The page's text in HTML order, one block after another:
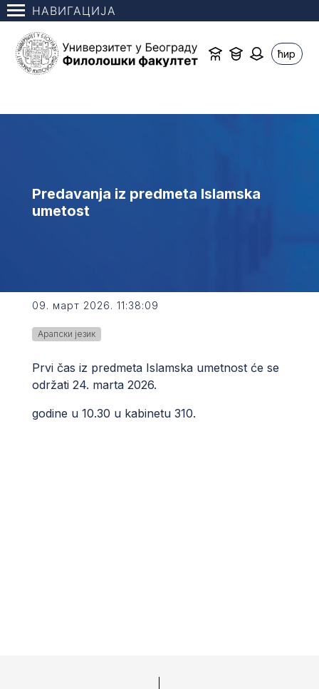
НАВИГАЦИЈА
ћир
Predavanja iz predmeta Islamska
umetost
09. март 2026. 11:38:09
Арапски језик
Prvi čas iz predmeta Islamska umetnost će se
održati 24. marta 2026.
godine u 10.30 u kabinetu 310.